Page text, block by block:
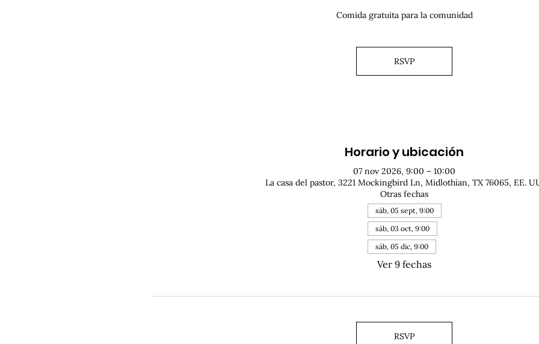
Comida gratuita para la comunidad
RSVP
Horario y ubicación
07 nov 2026, 9:00 – 10:00
La casa del pastor, 3221 Mockingbird Ln, Midlothian, TX 76065, EE.
Otras fechas
sáb, 05 sept, 9:00
sáb, 03 oct, 9:00
sáb, 05 dic, 9:00
Ver 9 fechas
RSVP